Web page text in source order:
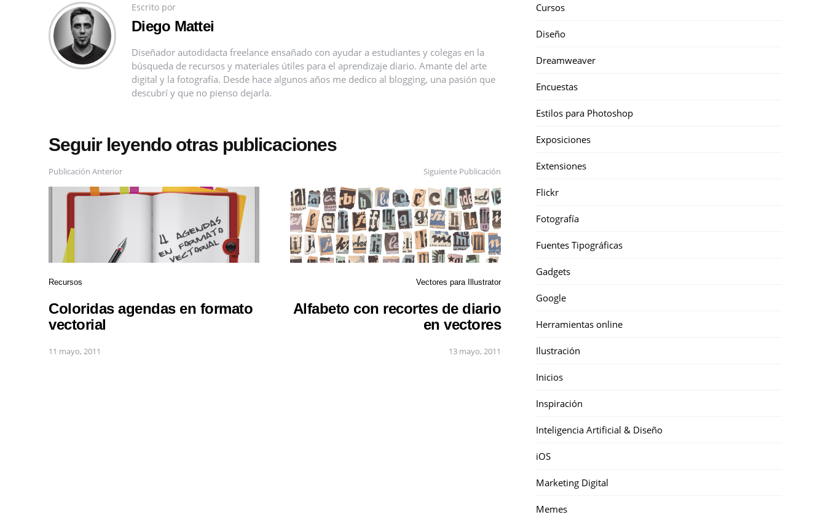
Escrito por
Diego Mattei
Diseñador autodidacta freelance ensañado con ayudar a estudiantes y colegas en la
búsqueda de recursos y materiales útiles para el aprendizaje diario. Amante del arte
digital y la fotografía. Desde hace algunos años me dedico al blogging, una pasión que
descubrí y que no pienso dejarla.
Seguir leyendo otras publicaciones
Publicación Anterior
Recursos
Coloridas agendas en formato
vectorial
11 mayo, 2011
Siguiente Publicación
Vectores para Illustrator
Alfabeto con recortes de diario
en vectores
13 mayo, 2011
Cursos
Diseño
Dreamweaver
Encuestas
Estilos para Photoshop
Exposiciones
Extensiones
Flickr
Fotografía
Fuentes Tipográficas
Gadgets
Google
Herramientas online
Ilustración
Inicios
Inspiración
Inteligencia Artificial & Diseño
iOS
Marketing Digital
Memes